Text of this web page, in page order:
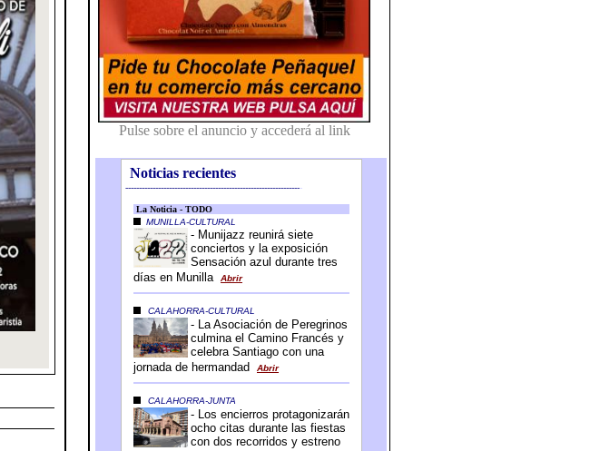
Noticias recientes
-----------------------------------------------------------------